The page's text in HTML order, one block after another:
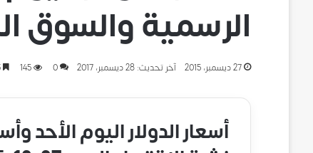
الرسمية والسوق
27 ديسمبر، 2015 آخر تحديث: 28 ديسمبر، 2017 0
145 3 دقائق
أسعار الدولار اليوم الأحد